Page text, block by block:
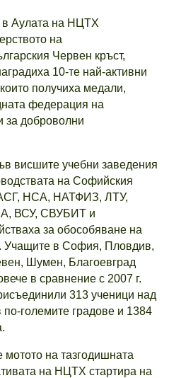
в Аулата на НЦТХ
на
Червен кръст,
10-те най-активни
получиха медали,
федерация на
за доброволни
висшите учебни заведения
на Софийския
НСА, НАТФИЗ, ЛТУ,
ВСУ, СВУБИТ и
за обособяване на
Учащите в София, Пловдив,
Шумен, Благоевград
в сравнение с 2007 г.
313 ученици над
по-големите градове и 1384
мотото на тазгодишната
на НЦТХ стартира на